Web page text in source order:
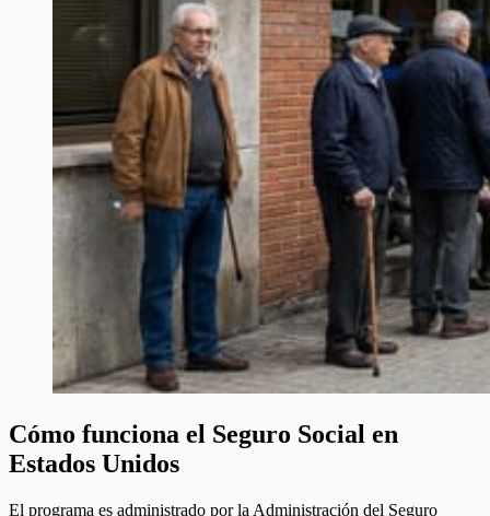
Cómo funciona el Seguro Social en
Estados Unidos
El programa es administrado por la Administración del Seguro